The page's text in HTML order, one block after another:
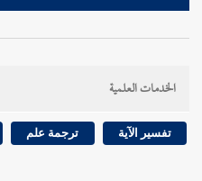
الخدمات العلمية
تفسير الآية ترجمة علم